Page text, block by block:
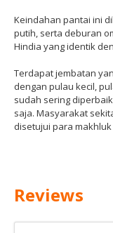
Keindahan pantai ini
putih, serta deburan
Hindia yang identik
Terdapat jembatan
dengan pulau kecil,
sudah sering
saja. Masyarakat
disetujui para
Reviews